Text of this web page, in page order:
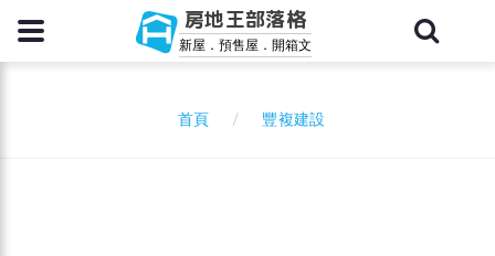
房地王部落格
新屋．預售屋．開箱文
首頁 豐複建設